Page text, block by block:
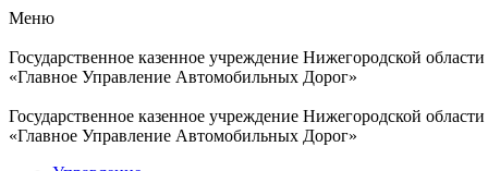
Меню
Государственное казенное учреждение Нижегородской области
«Главное Управление Автомобильных Дорог»
Государственное казенное учреждение Нижегородской области
«Главное Управление Автомобильных Дорог»